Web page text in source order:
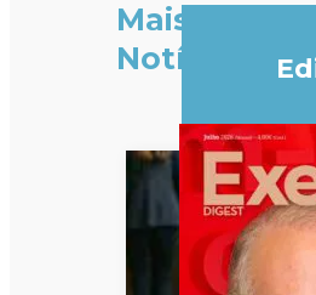
Mais
Notícias